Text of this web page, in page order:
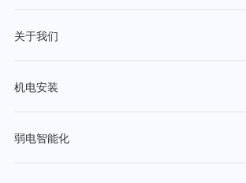
关于我们
机电安装
弱电智能化